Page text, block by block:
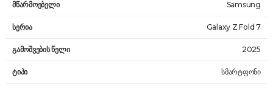
მწარმოებელი Samsung
სერია Galaxy Z Fold 7
გამოშვების წელი 2025
ტიპი სმარტფონი